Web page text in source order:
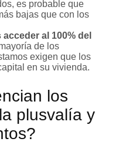
es probable que
bajas que con los
al 100% del
de los
exigen que los
en su vivienda.
los
plusvalía y